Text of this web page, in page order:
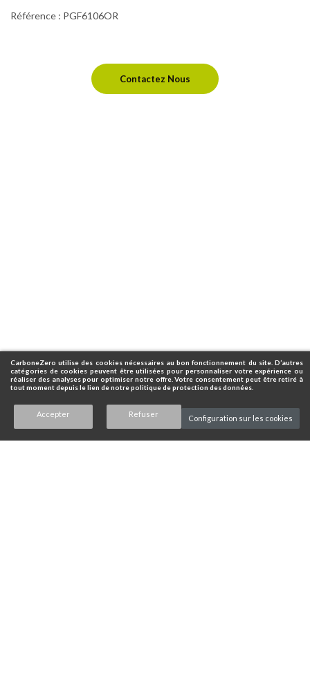
CarboneZero utilise des cookies nécessaires au bon fonctionnement du site. D’autres
catégories de cookies peuvent être utilisées pour personnaliser votre expérience ou
réaliser des analyses pour optimiser notre offre. Votre consentement peut être retiré à
tout moment depuis le lien de notre politique de protection des données.
Accepter Refuser Configuration sur les cookies
Référence : PGF6106OR
Contactez Nous